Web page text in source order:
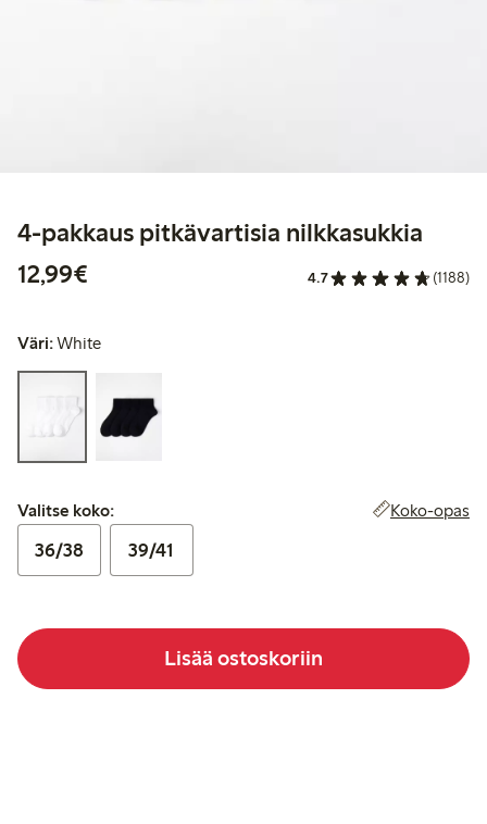
4-pakkaus pitkävartisia nilkkasukkia
12,99€
4.7 (1188)
Väri:White
Valitse koko:
Valitse koko: Koko-opas
36/38 39/41
Lisää ostoskoriin